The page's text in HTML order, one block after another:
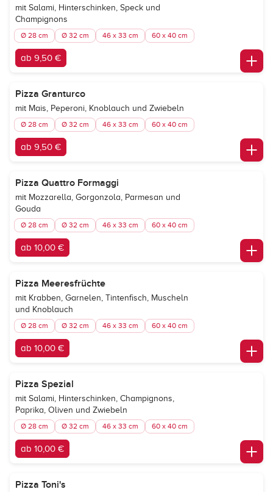
mit Salami, Hinterschinken, Speck und
Champignons
Ø 28 cm Ø 32 cm 46 x 33 cm 60 x 40 cm
ab 9,50 €
Pizza Granturco
mit Mais, Peperoni, Knoblauch und Zwiebeln
Ø 28 cm Ø 32 cm 46 x 33 cm 60 x 40 cm
ab 9,50 €
Pizza Quattro Formaggi
mit Mozzarella, Gorgonzola, Parmesan und
Gouda
Ø 28 cm Ø 32 cm 46 x 33 cm 60 x 40 cm
ab 10,00 €
Pizza Meeresfrüchte
mit Krabben, Garnelen, Tintenfisch, Muscheln
und Knoblauch
Ø 28 cm Ø 32 cm 46 x 33 cm 60 x 40 cm
ab 10,00 €
Pizza Spezial
mit Salami, Hinterschinken, Champignons,
Paprika, Oliven und Zwiebeln
Ø 28 cm Ø 32 cm 46 x 33 cm 60 x 40 cm
ab 10,00 €
Pizza Toni's